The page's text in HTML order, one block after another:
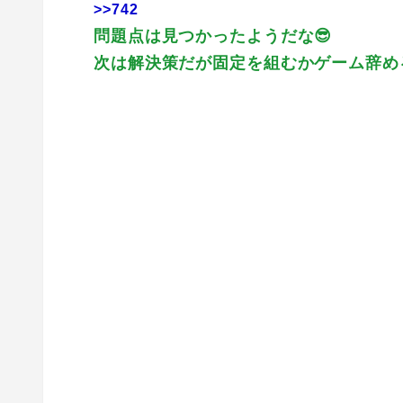
>>742
問題点は見つかったようだな😎
次は解決策だが固定を組むかゲーム辞